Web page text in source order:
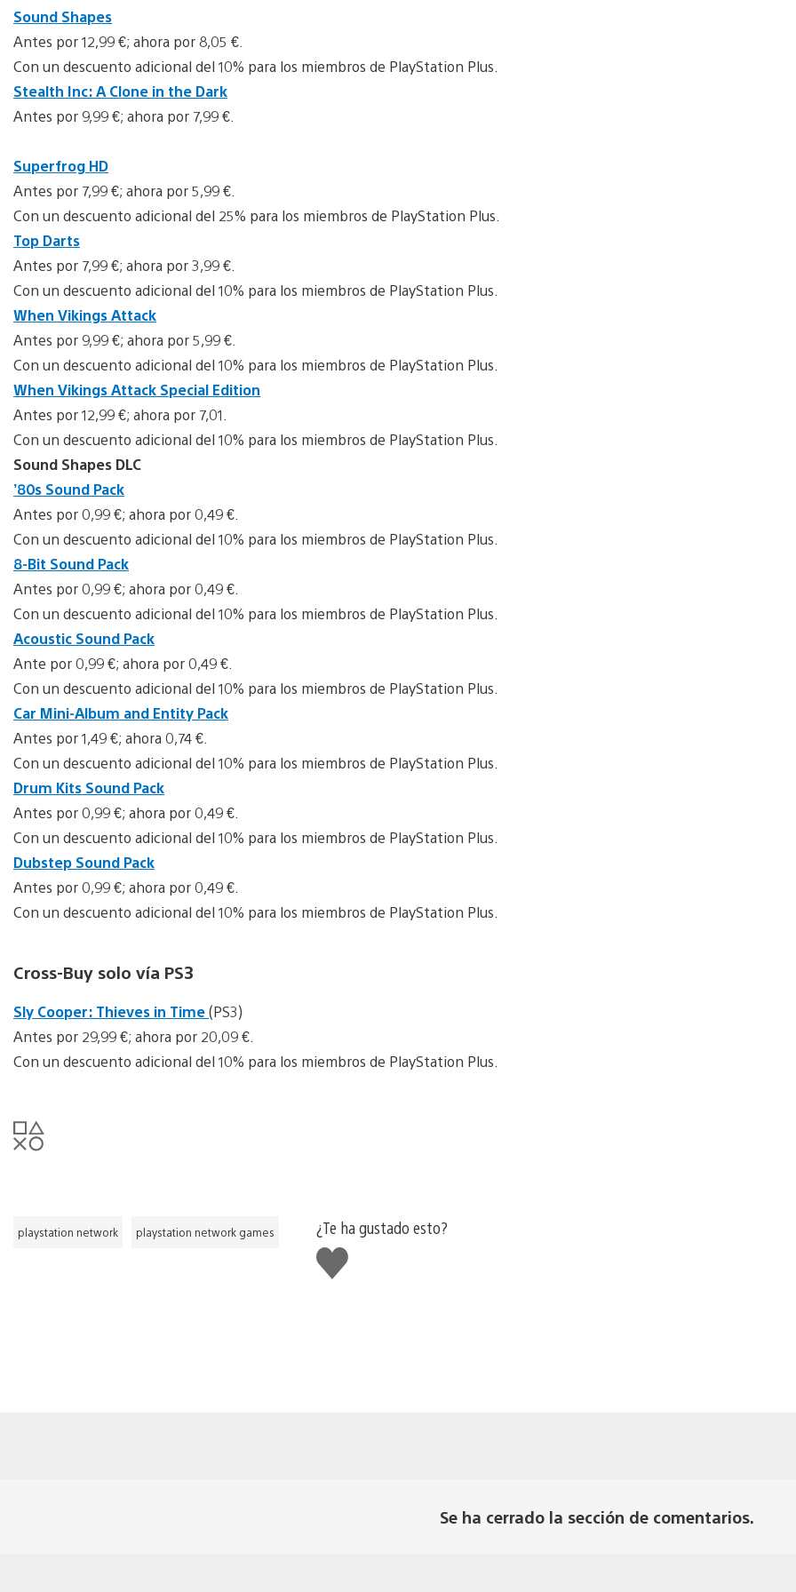
Sound Shapes
Antes por 12,99 €; ahora por 8,05 €.
Con un descuento adicional del 10% para los miembros de PlayStation Plus.
Stealth Inc: A Clone in the Dark
Antes por 9,99 €; ahora por 7,99 €.
Superfrog HD
Antes por 7,99 €; ahora por 5,99 €.
Con un descuento adicional del 25% para los miembros de PlayStation Plus.
Top Darts
Antes por 7,99 €; ahora por 3,99 €.
Con un descuento adicional del 10% para los miembros de PlayStation Plus.
When Vikings Attack
Antes por 9,99 €; ahora por 5,99 €.
Con un descuento adicional del 10% para los miembros de PlayStation Plus.
When Vikings Attack Special Edition
Antes por 12,99 €; ahora por 7,01.
Con un descuento adicional del 10% para los miembros de PlayStation Plus.
Sound Shapes DLC
’80s Sound Pack
Antes por 0,99 €; ahora por 0,49 €.
Con un descuento adicional del 10% para los miembros de PlayStation Plus.
8-Bit Sound Pack
Antes por 0,99 €; ahora por 0,49 €.
Con un descuento adicional del 10% para los miembros de PlayStation Plus.
Acoustic Sound Pack
Ante por 0,99 €; ahora por 0,49 €.
Con un descuento adicional del 10% para los miembros de PlayStation Plus.
Car Mini-Album and Entity Pack
Antes por 1,49 €; ahora 0,74 €.
Con un descuento adicional del 10% para los miembros de PlayStation Plus.
Drum Kits Sound Pack
Antes por 0,99 €; ahora por 0,49 €.
Con un descuento adicional del 10% para los miembros de PlayStation Plus.
Dubstep Sound Pack
Antes por 0,99 €; ahora por 0,49 €.
Con un descuento adicional del 10% para los miembros de PlayStation Plus.
Cross-Buy solo vía PS3
Sly Cooper: Thieves in Time(PS3)
Antes por 29,99 €; ahora por 20,09 €.
Con un descuento adicional del 10% para los miembros de PlayStation Plus.
playstation network playstation network games
¿Te ha gustado esto?
Me
gusta
Se ha cerrado la sección de comentarios.